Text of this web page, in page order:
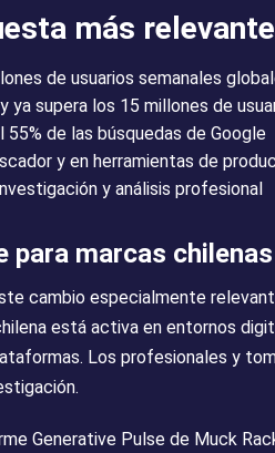
más
de usuarios semanales
ya supera los 15 millones de
de las búsquedas de Google
y en herramientas de
y análisis profesional
para marcas
cambio especialmente
está activa en entornos
Los profesionales y
Generative Pulse de Muck